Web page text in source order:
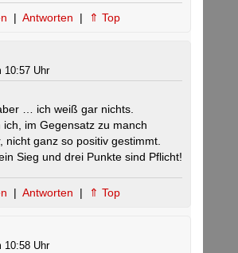
| Antworten | ⇑ Top
10:57 Uhr
… ich weiß gar nichts.
ich, im Gegensatz zu manch
nicht ganz so positiv gestimmt.
Sieg und drei Punkte sind Pflicht!
| Antworten | ⇑ Top
10:58 Uhr